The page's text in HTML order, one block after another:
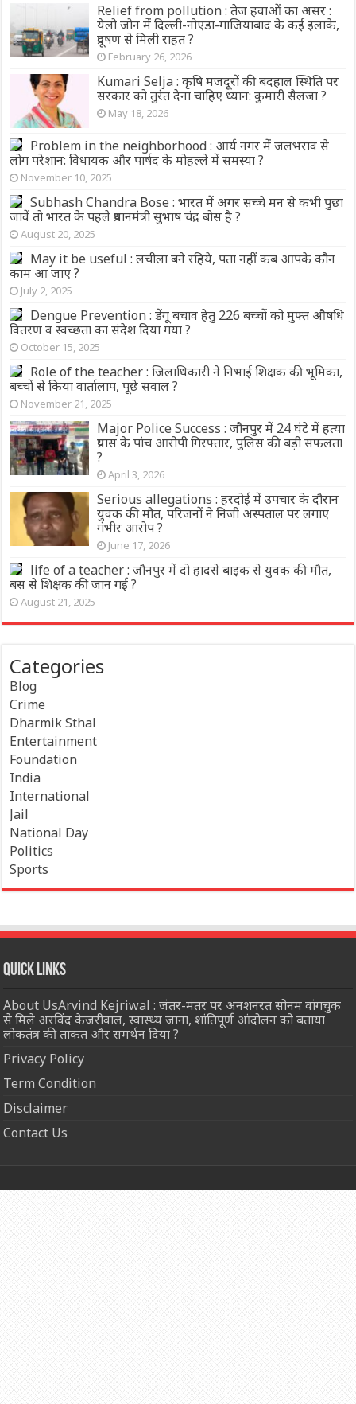
Relief from pollution : तेज हवाओं का असर :
येलो जोन में दिल्ली-नोएडा-गाजियाबाद के कई इलाके,
प्रदूषण से मिली राहत ?
February 26, 2026
Kumari Selja : कृषि मजदूरों की बदहाल स्थिति पर
सरकार को तुरंत देना चाहिए ध्यान: कुमारी सैलजा ?
May 18, 2026
Problem in the neighborhood : आर्य नगर में जलभराव से
लोग परेशान: विधायक और पार्षद के मोहल्ले में समस्या ?
November 10, 2025
Subhash Chandra Bose : भारत में अगर सच्चे मन से कभी पुछा
जावें तो भारत के पहले प्रधानमंत्री सुभाष चंद्र बोस है ?
August 20, 2025
May it be useful : लचीला बने रहिये, पता नहीं कब आपके कौन
काम आ जाए ?
July 2, 2025
Dengue Prevention : डेंगू बचाव हेतु 226 बच्चों को मुफ्त औषधि
वितरण व स्वच्छता का संदेश दिया गया ?
October 15, 2025
Role of the teacher : जिलाधिकारी ने निभाई शिक्षक की भूमिका,
बच्चों से किया वार्तालाप, पूछे सवाल ?
November 21, 2025
Major Police Success : जौनपुर में 24 घंटे में हत्या
प्रयास के पांच आरोपी गिरफ्तार, पुलिस की बड़ी सफलता
?
April 3, 2026
Serious allegations : हरदोई में उपचार के दौरान
युवक की मौत, परिजनों ने निजी अस्पताल पर लगाए
गंभीर आरोप ?
June 17, 2026
life of a teacher : जौनपुर में दो हादसे बाइक से युवक की मौत,
बस से शिक्षक की जान गई ?
August 21, 2025
Categories
Blog
Crime
Dharmik Sthal
Entertainment
Foundation
India
International
Jail
National Day
Politics
Sports
Quick Links
About UsArvind Kejriwal : जंतर-मंतर पर अनशनरत सोनम वांगचुक
से मिले अरविंद केजरीवाल, स्वास्थ्य जाना, शांतिपूर्ण आंदोलन को बताया
लोकतंत्र की ताकत और समर्थन दिया ?
Privacy Policy
Term Condition
Disclaimer
Contact Us